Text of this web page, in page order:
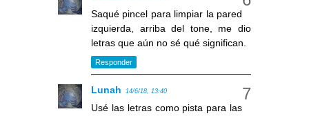
Saqué pincel para limpiar la pared
izquierda, arriba del tone, me dio
letras que aún no sé qué significan.
Responder
Lunah 14/6/18, 13:40
Usé las letras como pista para las